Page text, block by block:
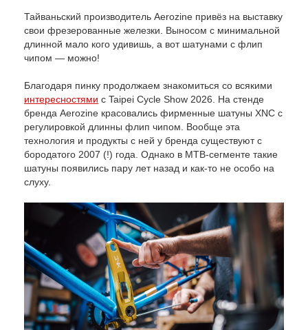
Тайваньский производитель Aerozine привёз на выставку
свои фрезерованные железки. Выносом с минимальной
длинной мало кого удивишь, а вот шатунами с флип
чипом — можно!
Благодаря пинку продолжаем знакомиться со всякими
интересностями с Taipei Cycle Show 2026. На стенде
бренда Aerozine красовались фирменные шатуны XNC с
регулировкой длинны флип чипом. Вообще эта
технология и продукты с ней у бренда существуют с
бородатого 2007 (!) года. Однако в MTB-сегменте такие
шатуны появились пару лет назад и как-то не особо на
слуху.